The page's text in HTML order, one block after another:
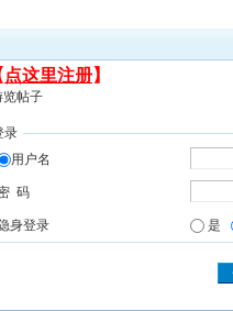
点这里注册】
览帖子
录
用户名
码
身登录 是